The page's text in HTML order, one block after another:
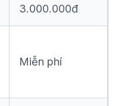
3.000.000đ
Miễn phí